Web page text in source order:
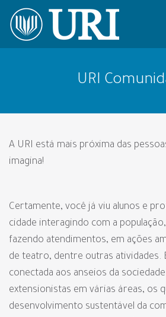
URI
A URI está mais próxima das
imagina!
Certamente, você já viu alunos e
cidade interagindo com a
fazendo atendimentos, em ações
de teatro, dentre outras atividades.
conectada aos anseios da
extensionistas em várias áreas, os
desenvolvimento sustentável da